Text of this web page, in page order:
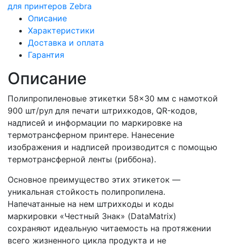
для принтеров Zebra
Описание
Характеристики
Доставка и оплата
Гарантия
Описание
Полипропиленовые этикетки 58×30 мм с намоткой
900 шт/рул для печати штрихкодов, QR-кодов,
надписей и информации по маркировке на
термотрансферном принтере. Нанесение
изображения и надписей производится с помощью
термотрансферной ленты (риббона).
Основное преимущество этих этикеток —
уникальная стойкость полипропилена.
Напечатанные на нем штрихкоды и коды
маркировки «Честный Знак» (DataMatrix)
сохраняют идеальную читаемость на протяжении
всего жизненного цикла продукта и не